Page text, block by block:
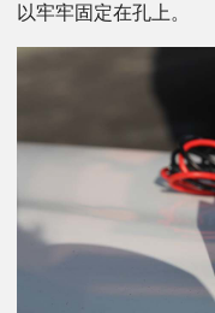
以牢牢固定在孔上。